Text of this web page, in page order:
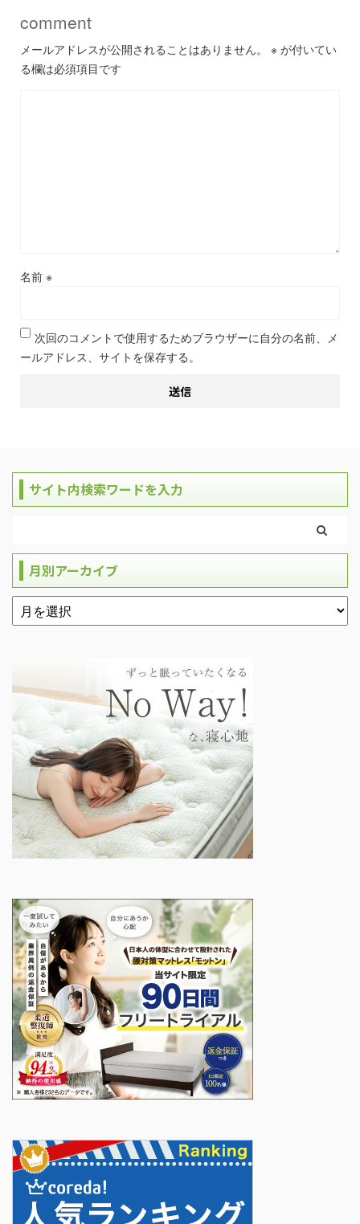
comment
メールアドレスが公開されることはありません。 ※ が付いてい
る欄は必須項目です
名前 ※
次回のコメントで使用するためブラウザーに自分の名前、メ
ールアドレス、サイトを保存する。
サイト内検索ワードを入力
月別アーカイブ